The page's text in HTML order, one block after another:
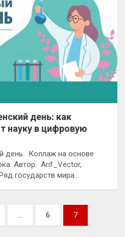
день: как
науку в цифровую
день. Коллаж на основе
Автор: Arif_Vector,
государств мира…
… 6 7